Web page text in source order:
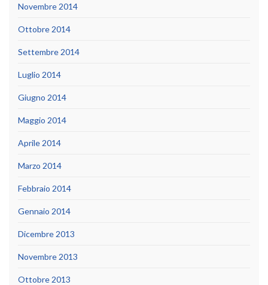
Novembre 2014
Ottobre 2014
Settembre 2014
Luglio 2014
Giugno 2014
Maggio 2014
Aprile 2014
Marzo 2014
Febbraio 2014
Gennaio 2014
Dicembre 2013
Novembre 2013
Ottobre 2013